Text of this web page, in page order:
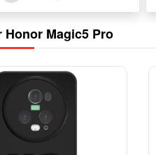
Honor Magic5 Pro